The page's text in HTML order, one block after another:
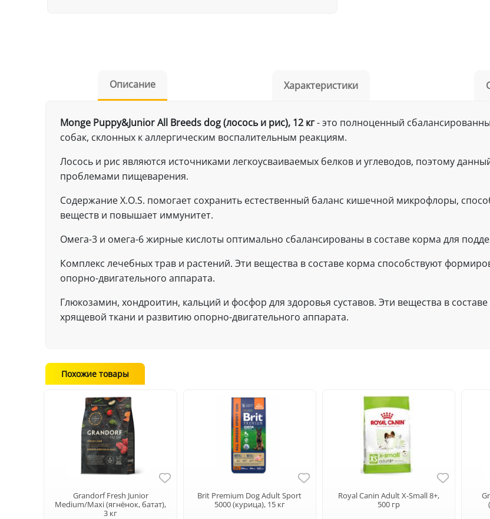
Описание Характеристики
Monge Puppy&Junior All Breeds dog (лосось и рис), 12 кг- это полноценный
собак, склонных к аллергическим воспалительным реакциям.
Лосось и рис являются источниками легкоусваиваемых белков и углеводов, поэтому
проблемами пищеварения.
Содержание X.O.S. помогает сохранить естественный баланс кишечной микрофлоры,
веществ и повышает иммунитет.
Омега-3 и омега-6 жирные кислоты оптимально сбалансированы в составе корма для
Комплекс лечебных трав и растений. Эти вещества в составе корма способствуют
опорно-двигательного аппарата.
Глюкозамин, хондроитин, кальций и фосфор для здоровья суставов. Эти вещества в
хрящевой ткани и развитию опорно-двигательного аппарата.
Похожие товары
Grandorf Fresh Junior
Medium/Maxi (ягнёнок, батат),
3 кг
Brit Premium Dog Adult Sport
5000 (курица), 15 кг
Royal Canin Adult X-Small 8+,
500 гр